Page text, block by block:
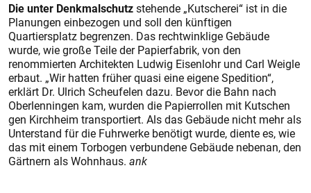
Die unter Denkmalschutzstehende „Kutscherei“ ist in die
Planungen einbezogen und soll den künftigen
Quartiersplatz begrenzen. Das rechtwinklige Gebäude
wurde, wie große Teile der Papierfabrik, von den
renommierten Architekten Ludwig Eisenlohr und Carl Weigle
erbaut. „Wir hatten früher quasi eine eigene Spedition“,
erklärt Dr. Ulrich Scheufelen dazu. Bevor die Bahn nach
Oberlenningen kam, wurden die Papierrollen mit Kutschen
gen Kirchheim transportiert. Als das Gebäude nicht mehr als
Unterstand für die Fuhrwerke benötigt wurde, diente es, wie
das mit einem Torbogen verbundene Gebäude nebenan, den
Gärtnern als Wohnhaus. ank